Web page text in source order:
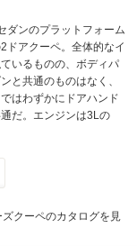
ダンのプラットフォーム
ドアクーペ。全体的なイ
いるものの、ボディパ
と共通のものはなく、
はわずかにドアハンド
だ。エンジンは3Lの
クーペのカタログを見